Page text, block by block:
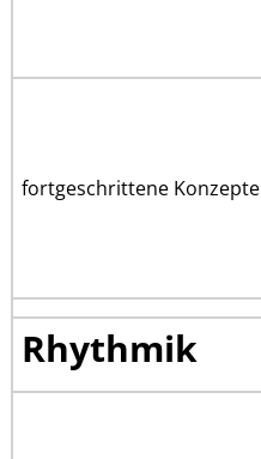
fortgeschrittene Konzepte
Rhythmik